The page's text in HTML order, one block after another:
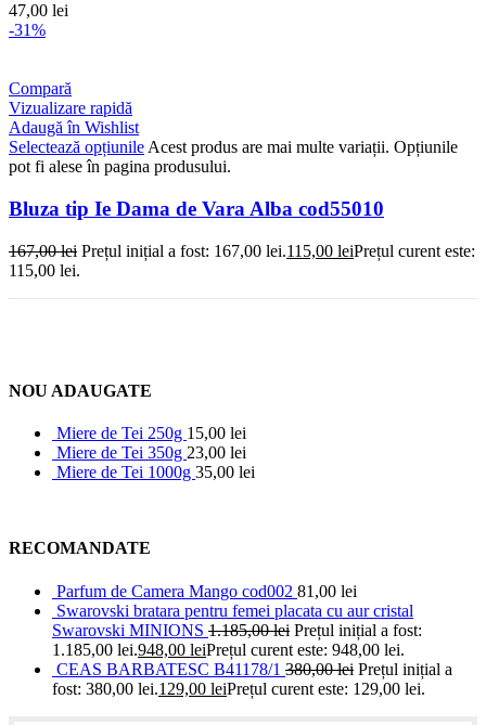
47,00 lei
-31%
Compară
Vizualizare rapidă
Adaugă în Wishlist
Selectează opțiunile Acest produs are mai multe variații. Opțiunile
pot fi alese în pagina produsului.
Bluza tip Ie Dama de Vara Alba cod55010
167,00lei Prețul inițial a fost: 167,00 lei.115,00 leiPrețul curent este:
115,00 lei.
NOU ADAUGATE
Miere de Tei 250g 15,00 lei
Miere de Tei 350g 23,00 lei
Miere de Tei 1000g 35,00 lei
RECOMANDATE
Parfum de Camera Mango cod002 81,00 lei
Swarovski bratara pentru femei placata cu aur cristal
Swarovski MINIONS 1.185,00lei Prețul inițial a fost:
1.185,00 lei.948,00 leiPrețul curent este: 948,00 lei.
CEAS BARBATESC B41178/1 380,00lei Prețul inițial a
fost: 380,00 lei.129,00 leiPrețul curent este: 129,00 lei.